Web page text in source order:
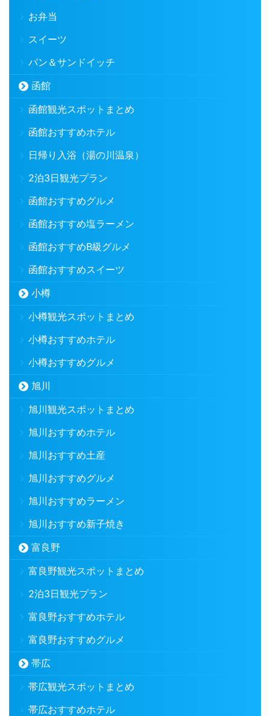
お弁当
スイーツ
パン＆サンドイッチ
函館
函館観光スポットまとめ
函館おすすめホテル
日帰り入浴（湯の川温泉）
2泊3日観光プラン
函館おすすめグルメ
函館おすすめ塩ラーメン
函館おすすめB級グルメ
函館おすすめスイーツ
小樽
小樽観光スポットまとめ
小樽おすすめホテル
小樽おすすめグルメ
旭川
旭川観光スポットまとめ
旭川おすすめホテル
旭川おすすめ土産
旭川おすすめグルメ
旭川おすすめラーメン
旭川おすすめ新子焼き
富良野
富良野観光スポットまとめ
2泊3日観光プラン
富良野おすすめホテル
富良野おすすめグルメ
帯広
帯広観光スポットまとめ
帯広おすすめホテル